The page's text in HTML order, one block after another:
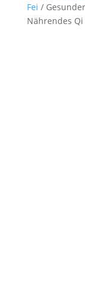
Fei /
Nährendes Qi